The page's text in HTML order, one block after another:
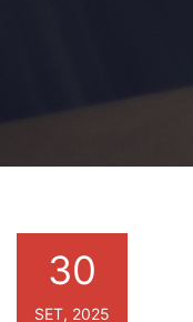
30
SET, 2025